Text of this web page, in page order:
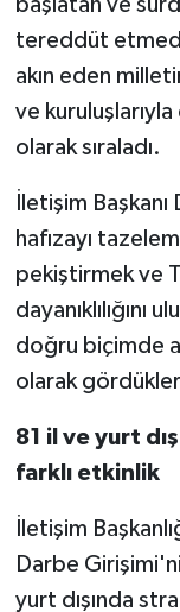
tereddüt
akın eden
ve
olarak sıraladı.
İletişim
hafızayı
pekiştirmek ve
dayanıklılığını
doğru biçimde
olarak
81 il ve yurt
farklı etkinlik
İletişim
Darbe
yurt dışında